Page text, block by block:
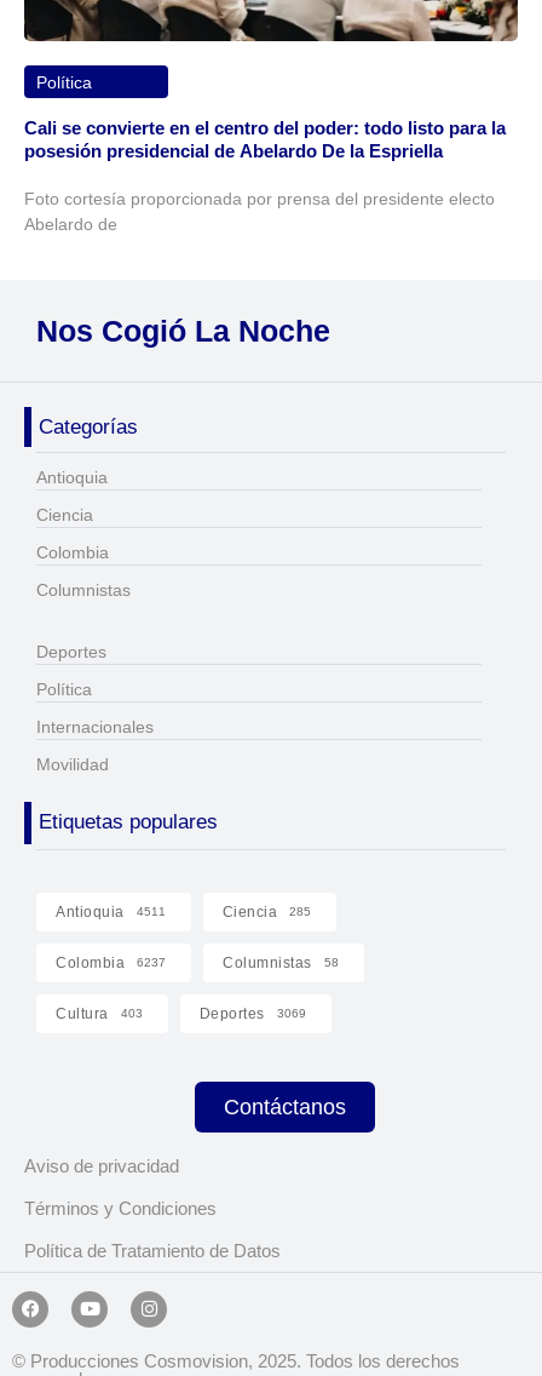
Política
Cali se convierte en el centro del poder: todo listo para la
posesión presidencial de Abelardo De la Espriella
Foto cortesía proporcionada por prensa del presidente electo
Abelardo de
Nos Cogió La Noche
Categorías
Antioquia
Ciencia
Colombia
Columnistas
Deportes
Política
Internacionales
Movilidad
Etiquetas populares
Antioquia 4511 Ciencia 285
Colombia 6237 Columnistas 58
Cultura 403 Deportes 3069
Contáctanos
Aviso de privacidad
Términos y Condiciones
Política de Tratamiento de Datos
© Producciones Cosmovision, 2025. Todos los derechos